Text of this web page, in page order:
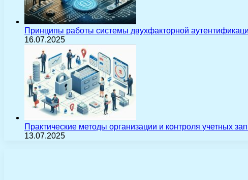
Принципы работы системы двухфакторной
16.07.2025
Практические методы организации и контроля учетных
13.07.2025